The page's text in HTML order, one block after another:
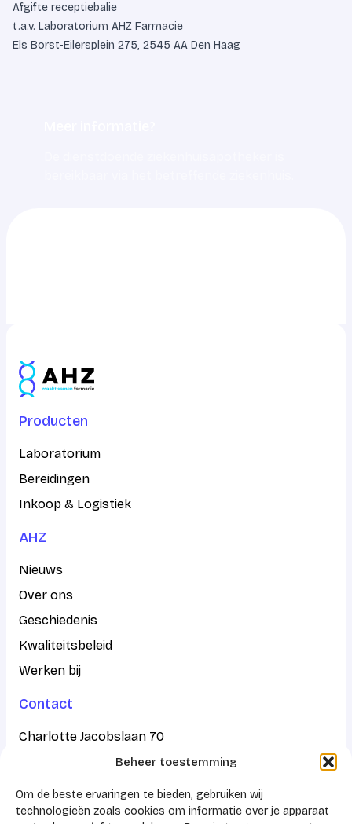
Beheer toestemming
Om de beste ervaringen te bieden, gebruiken wij
technologieën zoals cookies om informatie over je apparaat
Afgifte receptiebalie
t.a.v. Laboratorium AHZ Farmacie
Els Borst-Eilersplein 275, 2545 AA Den Haag
Producten
Laboratorium
Bereidingen
Inkoop & Logistiek
AHZ
Nieuws
Over ons
Geschiedenis
Kwaliteitsbeleid
Werken bij
Contact
Charlotte Jacobslaan 70
2545 AB Den Haag
Postbus 43100